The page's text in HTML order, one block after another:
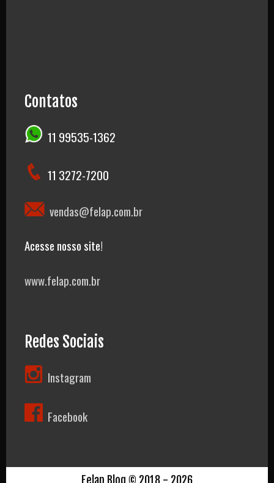
Contatos
11 99535-1362
11 3272-7200
vendas@felap.com.br
Acesse nosso site!
www.felap.com.br
Redes Sociais
Instagram
Facebook
Felap Blog © 2018 - 2026